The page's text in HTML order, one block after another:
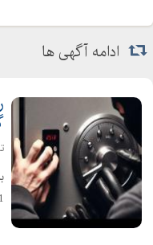
ادامه آگهی ها